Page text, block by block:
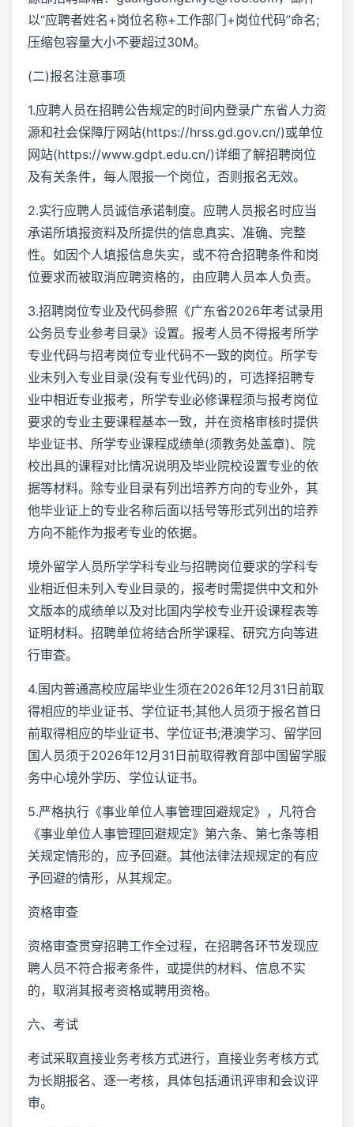
以“应聘者姓名+岗位名称+工作部门+岗位代码”命名;
压缩包容量大小不要超过30M。
(二)报名注意事项
1.应聘人员在招聘公告规定的时间内登录广东省人力资
源和社会保障厅网站(https://hrss.gd.gov.cn/)或单位
网站(https://www.gdpt.edu.cn/)详细了解招聘岗位
及有关条件，每人限报一个岗位，否则报名无效。
2.实行应聘人员诚信承诺制度。应聘人员报名时应当
承诺所填报资料及所提供的信息真实、准确、完整
性。如因个人填报信息失实，或不符合招聘条件和岗
位要求而被取消应聘资格的，由应聘人员本人负责。
3.招聘岗位专业及代码参照《广东省2026年考试录用
公务员专业参考目录》设置。报考人员不得报考所学
专业代码与招考岗位专业代码不一致的岗位。所学专
业未列入专业目录(没有专业代码)的，可选择招聘专
业中相近专业报考，所学专业必修课程须与报考岗位
要求的专业主要课程基本一致，并在资格审核时提供
毕业证书、所学专业课程成绩单(须教务处盖章)、院
校出具的课程对比情况说明及毕业院校设置专业的依
据等材料。除专业目录有列出培养方向的专业外，其
他毕业证上的专业名称后面以括号等形式列出的培养
方向不能作为报考专业的依据。
境外留学人员所学学科专业与招聘岗位要求的学科专
业相近但未列入专业目录的，报考时需提供中文和外
文版本的成绩单以及对比国内学校专业开设课程表等
证明材料。招聘单位将结合所学课程、研究方向等进
行审查。
4.国内普通高校应届毕业生须在2026年12月31日前取
得相应的毕业证书、学位证书;其他人员须于报名首日
前取得相应的毕业证书、学位证书;港澳学习、留学回
国人员须于2026年12月31日前取得教育部中国留学服
务中心境外学历、学位认证书。
5.严格执行《事业单位人事管理回避规定》，凡符合
《事业单位人事管理回避规定》第六条、第七条等相
关规定情形的，应予回避。其他法律法规规定的有应
予回避的情形，从其规定。
资格审查
资格审查贯穿招聘工作全过程，在招聘各环节发现应
聘人员不符合报考条件，或提供的材料、信息不实
的，取消其报考资格或聘用资格。
六、考试
考试采取直接业务考核方式进行，直接业务考核方式
为长期报名、逐一考核，具体包括通讯评审和会议评
审。